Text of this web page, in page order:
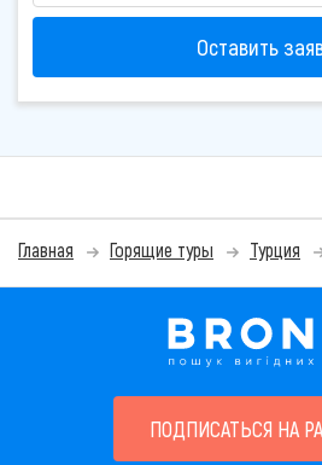
Оставить
Главная Горящие туры Турция
ПОДПИСАТЬСЯ НА